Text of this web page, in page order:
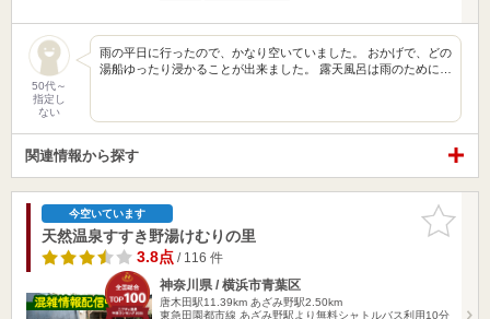
50代～
指定し
ない
雨の平日に行ったので、かなり空いていました。 おかげで、どの
湯船ゆったり浸かることが出来ました。 露天風呂は雨のために…
関連情報から探す
お気に入
りに追加
今空いています
天然温泉すすき野湯けむりの里
3.8点/ 116 件
神奈川県 / 横浜市青葉区
唐木田駅11.39km あざみ野駅2.50km
東急田園都市線 あざみ野駅より無料シャトルバス利用10分